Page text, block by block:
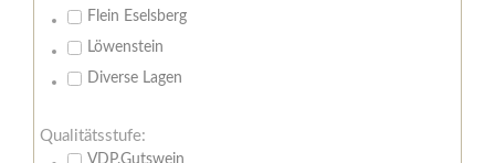
Flein Eselsberg
Löwenstein
Diverse Lagen
Qualitätsstufe:
VDP.Gutswein